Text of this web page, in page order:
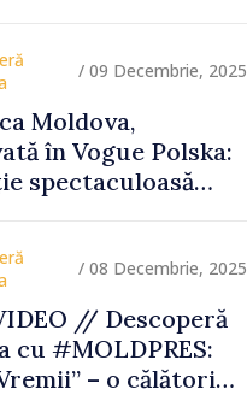
Moldovei
/ 09 Decembrie, 2025
Moldova,
în Vogue Polska:
spectaculoasă
/ 08 Decembrie, 2025
// Descoperă
cu #MOLDPRES:
– o călătorie